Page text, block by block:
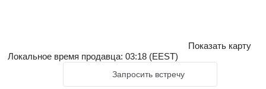
Показать карту
Локальное время продавца: 03:18 (EEST)
Запросить встречу